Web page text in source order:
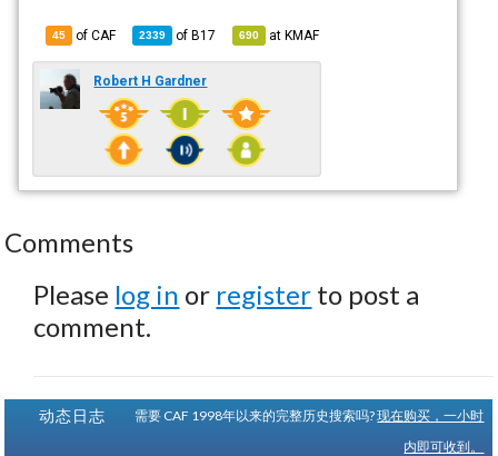
45 of CAF 2339 ofB17 690 atKMAF
Robert H Gardner
Comments
Please log in or register to post a
comment.
动态日志 需要 CAF 1998年以来的完整历史搜索吗?现在购买，一小时
内即可收到。